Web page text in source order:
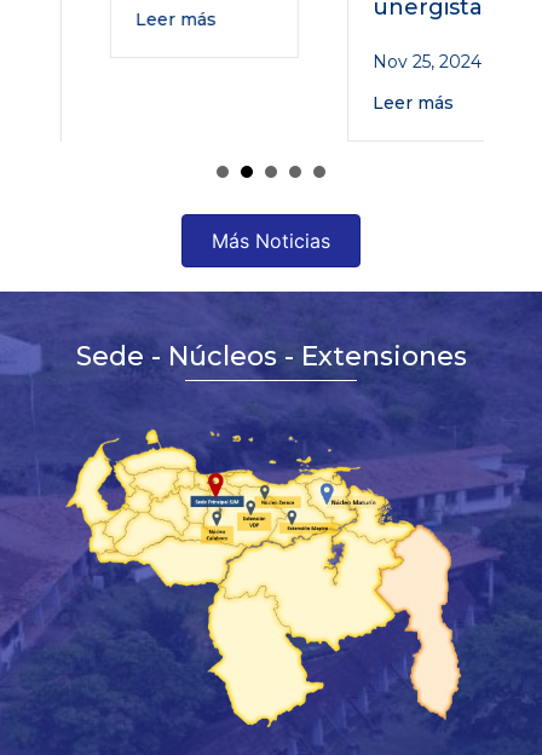
Leer más
unergistas
Nov 25, 2024
Leer más
Más Noticias
Sede - Núcleos - Extensiones